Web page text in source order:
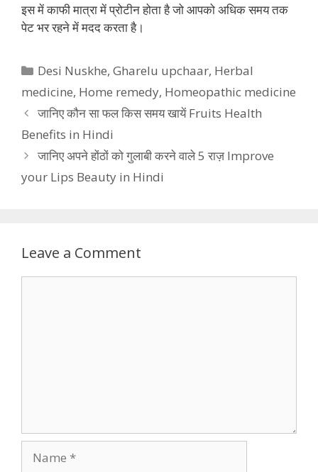
इस में काफी मात्रा में प्रोटीन होता है जो आपको अधिक समय तक
पेट भर रहने में मदद करता है।
Categories
Desi Nuskhe,Gharelu upchaar, Herbal
medicine, Home remedy, Homeopathic medicine
जानिए कौन सा फल किस समय खायें Fruits Health
Benefits in Hindi
जानिए अपने होंठों को गुलाबी करने वाले 5 राज़ Improve
your Lips Beauty in Hindi
Leave a Comment